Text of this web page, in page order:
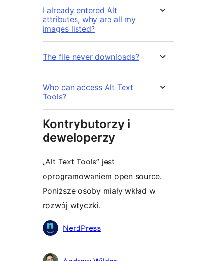
I already entered Alt
attributes, why are all my
images listed?
The file never downloads?
Who can access Alt Text
Tools?
Kontrybutorzy i
deweloperzy
„Alt Text Tools” jest
oprogramowaniem open source.
Poniższe osoby miały wkład w
rozwój wtyczki.
Zaangażowani
NerdPress